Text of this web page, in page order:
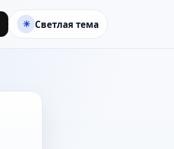
Светлая тема